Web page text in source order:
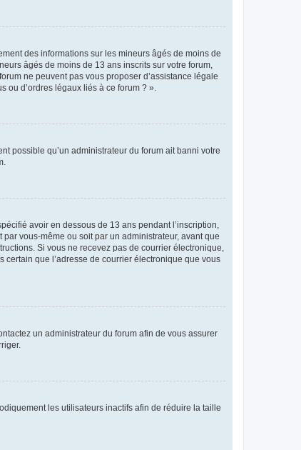
des informations sur les mineurs âgés de moins de
âgés de moins de 13 ans inscrits sur votre forum,
ne peuvent pas vous proposer d’assistance légale
ou d’ordres légaux liés à ce forum ? ».
possible qu’un administrateur du forum ait banni votre
avoir en dessous de 13 ans pendant l’inscription,
vous-même ou soit par un administrateur, avant que
Si vous ne recevez pas de courrier électronique,
que l’adresse de courrier électronique que vous
un administrateur du forum afin de vous assurer
les utilisateurs inactifs afin de réduire la taille